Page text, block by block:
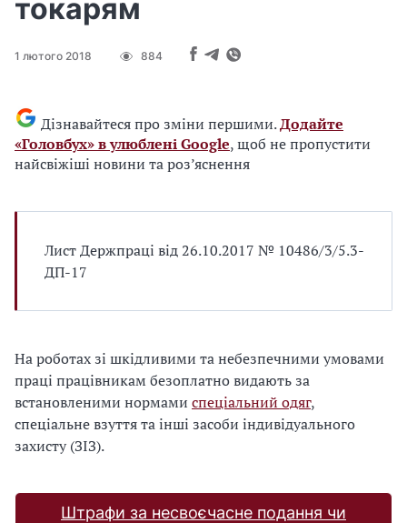
токарям
1 лютого 2018 884
Дізнавайтеся про зміни першими.Додайте
«Головбух» в улюблені Google, щоб не пропустити
найсвіжіші новини та роз’яснення
Лист Держпраці від 26.10.2017 № 10486/3/5.3-
ДП-17
На роботах зі шкідливими та небезпечними умовами
праці працівникам безоплатно видають за
встановленими нормами спеціальний одяг,
спеціальне взуття та інші засоби індивідуального
захисту (ЗІЗ).
Штрафи за несвоєчасне подання чи